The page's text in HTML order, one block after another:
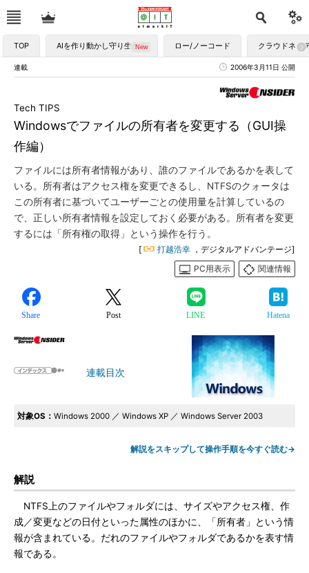
TOP AIを作り動かし守り生かす ロー/ノーコード クラウドネイ
連載 2006年3月11日 公開
Windowsでファイルの所有者を変更する（GUI操
作編）
Tech TIPS
ファイルには所有者情報があり、誰のファイルであるかを表して
いる。所有者はアクセス権を変更できるし、NTFSのクォータは
この所有者に基づいてユーザーごとの使用量を計算しているの
で、正しい所有者情報を設定しておく必要がある。所有者を変更
するには「所有権の取得」という操作を行う。
[ 打越浩幸 ，デジタルアドバンテージ]
PC用表示
関連情報
Share Post LINE Hatena
連載目次
対象OS： Windows 2000 ／ Windows XP ／ Windows Server 2003
解説をスキップして操作手順を今すぐ読む→
解説
NTFS上のファイルやフォルダには、サイズやアクセス権、作
成／変更などの日付といった属性のほかに、「所有者」という情
報が含まれている。だれのファイルやフォルダであるかを表す情
報である。